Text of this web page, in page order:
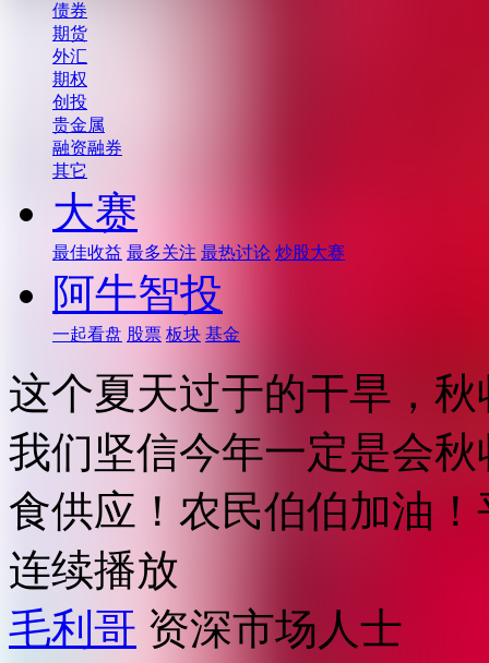
债券
期货
外汇
期权
创投
贵金属
融资融券
其它
大赛
最佳收益 最多关注 最热讨论 炒股大赛
阿牛智投
一起看盘 股票 板块 基金
这个夏天过于的干旱，
我们坚信今年一定是会
食供应！农民伯伯加油
连续播放
毛利哥 资深市场人士